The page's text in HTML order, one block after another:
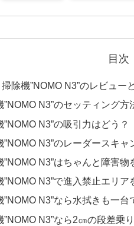
目次
掃除機”NOMO N3”のレビュー
”NOMO N3”のセッティング方
N3”の吸引力はどう？
”NOMO N3”のレーダースキャ
”NOMO N3”はちゃんと障害物
”NOMO N3”で進入禁止エリア
”NOMO N3”なら水拭きも一台
”NOMO N3”なら2㎝の段差乗